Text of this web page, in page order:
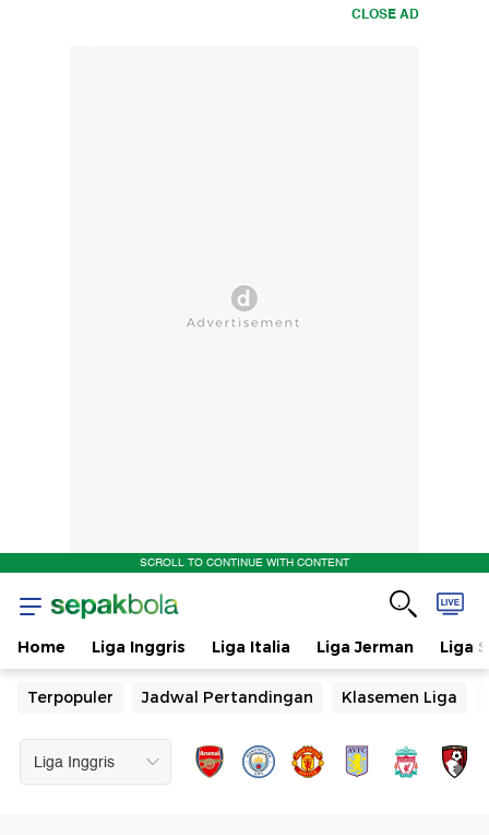
CLOSE AD
SCROLL TO CONTINUE WITH CONTENT
Home Liga Inggris Liga Italia Liga Jerman Liga
Terpopuler Jadwal Pertandingan Klasemen Liga